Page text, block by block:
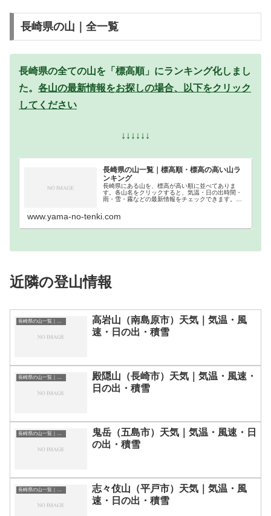
長崎県の山｜全一覧
長崎県の全ての山を「標高順」にランキング化しまし
た。 各山の最新情報をお探しの場合、以下をクリック
してください
↓↓↓↓↓↓
長崎県の山一覧｜標高順・標高の高い山ラ
ンキング
長崎県にある山を、標高が高い順に並べてありま
す。各山名をクリックすると、気温・日の出時間・
雨・雪・霧などの最新情報をチェックできます。長
www.yama-no-tenki.com
近隣の登山情報
長崎県の山一覧｜標高順・標高の高い山ランキング
高岩山（南島原市）天気｜気温・風
速・日の出・積雪
長崎県の山一覧｜標高順・標高の高い山ランキング
殿隠山（長崎市）天気｜気温・風速・
日の出・積雪
長崎県の山一覧｜標高順・標高の高い山ランキング
鬼岳（五島市）天気｜気温・風速・日
の出・積雪
志々伎山（平戸市）天気｜気温・風
速・日の出・積雪